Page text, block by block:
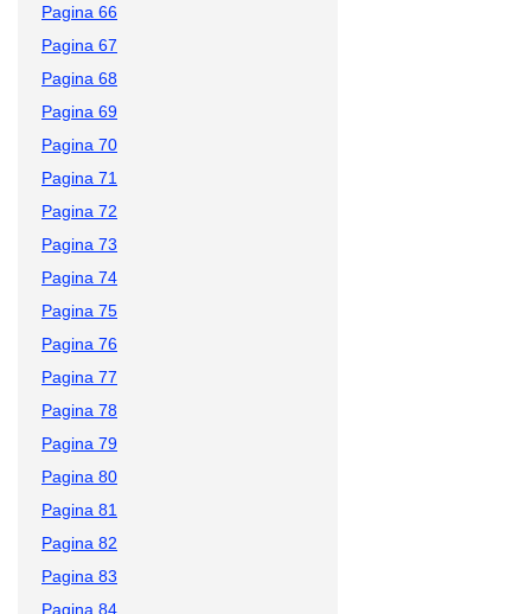
Pagina 66
Pagina 67
Pagina 68
Pagina 69
Pagina 70
Pagina 71
Pagina 72
Pagina 73
Pagina 74
Pagina 75
Pagina 76
Pagina 77
Pagina 78
Pagina 79
Pagina 80
Pagina 81
Pagina 82
Pagina 83
Pagina 84